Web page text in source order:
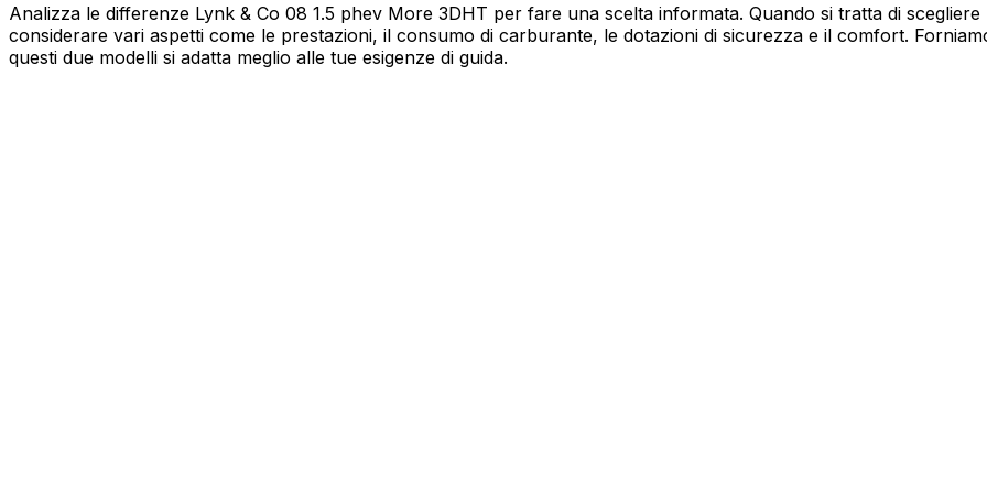
Analizza le differenze Lynk & Co 08 1.5 phev More 3DHT per fare una scelta informata. Quando si tratta di
considerare vari aspetti come le prestazioni, il consumo di carburante, le dotazioni di sicurezza e il comfort.
questi due modelli si adatta meglio alle tue esigenze di guida.